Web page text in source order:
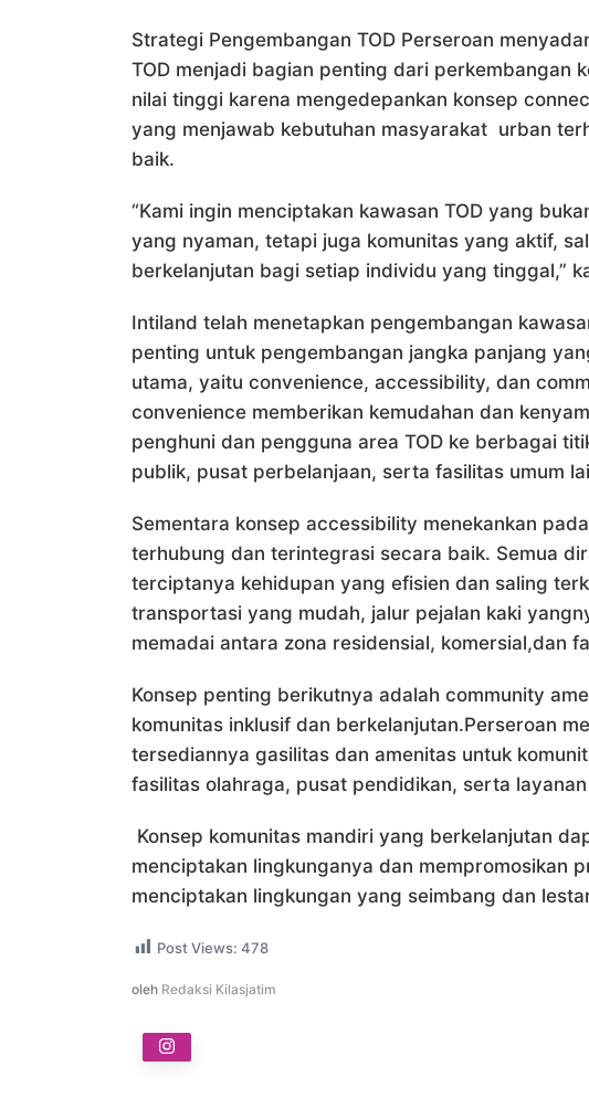
Strategi Pengembangan TOD Perseroan
TOD menjadi bagian penting dari perkembangan
nilai tinggi karena mengedepankan konsep
yang menjawab kebutuhan masyarakat urban
baik.
“Kami ingin menciptakan kawasan TOD yang
yang nyaman, tetapi juga komunitas yang aktif,
berkelanjutan bagi setiap individu yang tinggal,”
Intiland telah menetapkan pengembangan
penting untuk pengembangan jangka panjang
utama, yaitu convenience, accessibility, dan
convenience memberikan kemudahan dan
penghuni dan pengguna area TOD ke berbagai
publik, pusat perbelanjaan, serta fasilitas umum
Sementara konsep accessibility menekankan
terhubung dan terintegrasi secara baik. Semua
terciptanya kehidupan yang efisien dan saling
transportasi yang mudah, jalur pejalan kaki
memadai antara zona residensial, komersial,dan
Konsep penting berikutnya adalah community
komunitas inklusif dan berkelanjutan.Perseroan
tersediannya gasilitas dan amenitas untuk
fasilitas olahraga, pusat pendidikan, serta
Konsep komunitas mandiri yang berkelanjutan
menciptakan lingkunganya dan mempromosikan
menciptakan lingkungan yang seimbang dan
Post Views: 478
oleh Redaksi Kilasjatim